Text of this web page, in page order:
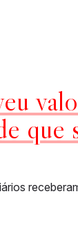
que